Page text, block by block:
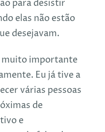
para desistir
elas não estão
desejavam.
muito importante
Eu já tive a
várias pessoas
de
e